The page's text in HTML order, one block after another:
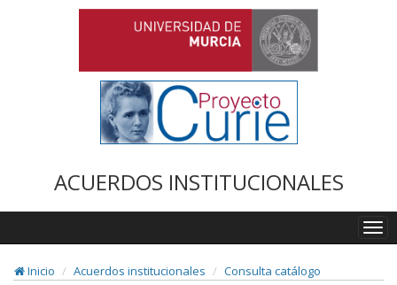
ACUERDOS INSTITUCIONALES
Inicio
Acuerdos institucionales Consulta catálogo